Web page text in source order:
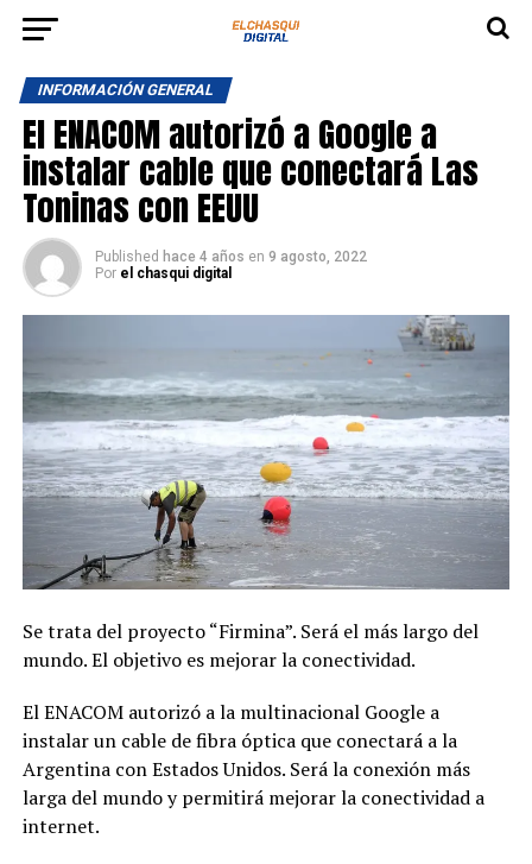
INFORMACIÓN GENERAL
El ENACOM autorizó a Google a
instalar cable que conectará Las
Toninas con EEUU
Published hace 4 años en 9 agosto, 2022
Por el chasqui digital
Se trata del proyecto “Firmina”. Será el más largo del
mundo. El objetivo es mejorar la conectividad.
El ENACOM autorizó a la multinacional Google a
instalar un cable de fibra óptica que conectará a la
Argentina con Estados Unidos. Será la conexión más
larga del mundo y permitirá mejorar la conectividad a
internet.